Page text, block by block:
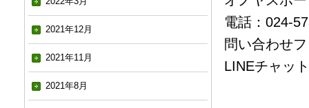
2021年12月
2021年11月
2021年8月
電話：024-
問い合わせ
LINEチャッ